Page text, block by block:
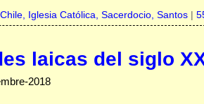
Chile, Iglesia Católica, Sacerdocio, Santos|
laicas del siglo
2018